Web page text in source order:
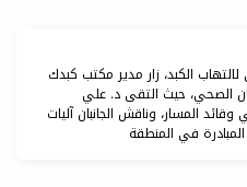
الكبد، زار مدير مكتب كبدك
الصحي، حيث التقى د. علي
المسار، وناقش الجانبان آليات
في المنطقة